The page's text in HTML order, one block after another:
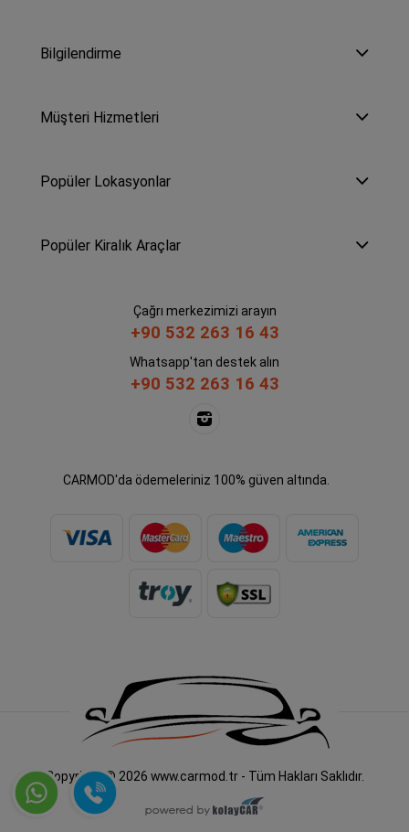
Bilgilendirme
Müşteri Hizmetleri
Popüler Lokasyonlar
Popüler Kiralık Araçlar
Çağrı merkezimizi arayın
+90 532 263 16 43
Whatsapp'tan destek alın
+90 532 263 16 43
CARMOD'da ödemeleriniz 100% güven altında.
Copyright © 2026 www.carmod.tr - Tüm Hakları Saklıdır.